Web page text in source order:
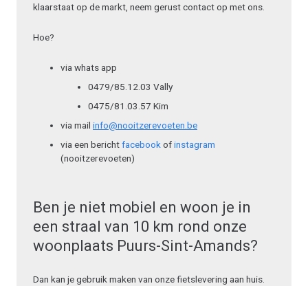
klaarstaat op de markt, neem gerust contact op met ons.
Hoe?
via whats app
0479/85.12.03 Vally
0475/81.03.57 Kim
via mail info@nooitzerevoeten.be
via een berichtfacebook ofinstagram
(nooitzerevoeten)
Ben je niet mobiel en woon je in
een straal van 10 km rond onze
woonplaats Puurs-Sint-Amands?
Dan kan je gebruik maken van onze fietslevering aan huis.